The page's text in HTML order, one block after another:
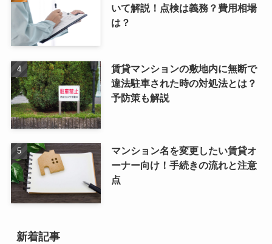
いて解説！点検は義務？費用相場
は？
賃貸マンションの敷地内に無断で
違法駐車された時の対処法とは？
予防策も解説
マンション名を変更したい賃貸オ
ーナー向け！手続きの流れと注意
点
新着記事